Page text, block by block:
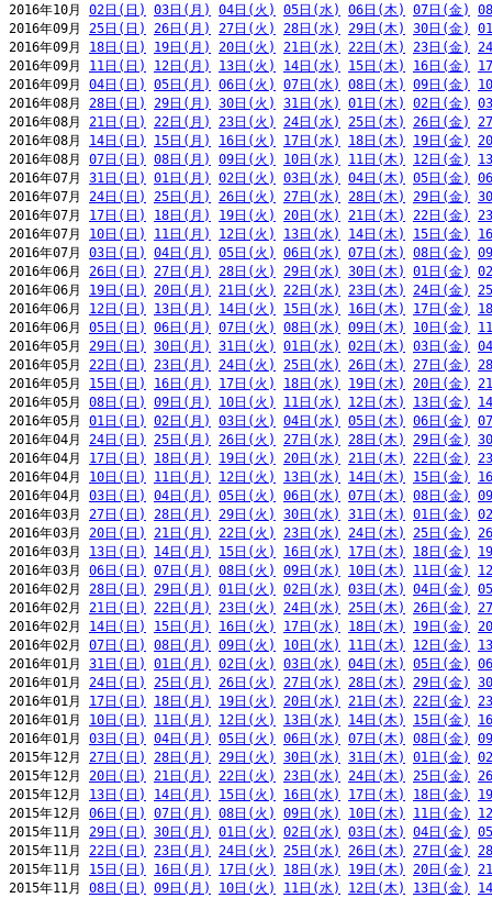
2016年10月 02日(日) 03日(月) 04日(火) 05日(水) 06日(木) 07日(金)
2016年09月 25日(日) 26日(月) 27日(火) 28日(水) 29日(木) 30日(金)
2016年09月 18日(日) 19日(月) 20日(火) 21日(水) 22日(木) 23日(金)
2016年09月 11日(日) 12日(月) 13日(火) 14日(水) 15日(木) 16日(金)
2016年09月 04日(日) 05日(月) 06日(火) 07日(水) 08日(木) 09日(金)
2016年08月 28日(日) 29日(月) 30日(火) 31日(水) 01日(木) 02日(金)
2016年08月 21日(日) 22日(月) 23日(火) 24日(水) 25日(木) 26日(金)
2016年08月 14日(日) 15日(月) 16日(火) 17日(水) 18日(木) 19日(金)
2016年08月 07日(日) 08日(月) 09日(火) 10日(水) 11日(木) 12日(金)
2016年07月 31日(日) 01日(月) 02日(火) 03日(水) 04日(木) 05日(金)
2016年07月 24日(日) 25日(月) 26日(火) 27日(水) 28日(木) 29日(金)
2016年07月 17日(日) 18日(月) 19日(火) 20日(水) 21日(木) 22日(金)
2016年07月 10日(日) 11日(月) 12日(火) 13日(水) 14日(木) 15日(金)
2016年07月 03日(日) 04日(月) 05日(火) 06日(水) 07日(木) 08日(金)
2016年06月 26日(日) 27日(月) 28日(火) 29日(水) 30日(木) 01日(金)
2016年06月 19日(日) 20日(月) 21日(火) 22日(水) 23日(木) 24日(金)
2016年06月 12日(日) 13日(月) 14日(火) 15日(水) 16日(木) 17日(金)
2016年06月 05日(日) 06日(月) 07日(火) 08日(水) 09日(木) 10日(金)
2016年05月 29日(日) 30日(月) 31日(火) 01日(水) 02日(木) 03日(金)
2016年05月 22日(日) 23日(月) 24日(火) 25日(水) 26日(木) 27日(金)
2016年05月 15日(日) 16日(月) 17日(火) 18日(水) 19日(木) 20日(金)
2016年05月 08日(日) 09日(月) 10日(火) 11日(水) 12日(木) 13日(金)
2016年05月 01日(日) 02日(月) 03日(火) 04日(水) 05日(木) 06日(金)
2016年04月 24日(日) 25日(月) 26日(火) 27日(水) 28日(木) 29日(金)
2016年04月 17日(日) 18日(月) 19日(火) 20日(水) 21日(木) 22日(金)
2016年04月 10日(日) 11日(月) 12日(火) 13日(水) 14日(木) 15日(金)
2016年04月 03日(日) 04日(月) 05日(火) 06日(水) 07日(木) 08日(金)
2016年03月 27日(日) 28日(月) 29日(火) 30日(水) 31日(木) 01日(金)
2016年03月 20日(日) 21日(月) 22日(火) 23日(水) 24日(木) 25日(金)
2016年03月 13日(日) 14日(月) 15日(火) 16日(水) 17日(木) 18日(金)
2016年03月 06日(日) 07日(月) 08日(火) 09日(水) 10日(木) 11日(金)
2016年02月 28日(日) 29日(月) 01日(火) 02日(水) 03日(木) 04日(金)
2016年02月 21日(日) 22日(月) 23日(火) 24日(水) 25日(木) 26日(金)
2016年02月 14日(日) 15日(月) 16日(火) 17日(水) 18日(木) 19日(金)
2016年02月 07日(日) 08日(月) 09日(火) 10日(水) 11日(木) 12日(金)
2016年01月 31日(日) 01日(月) 02日(火) 03日(水) 04日(木) 05日(金)
2016年01月 24日(日) 25日(月) 26日(火) 27日(水) 28日(木) 29日(金)
2016年01月 17日(日) 18日(月) 19日(火) 20日(水) 21日(木) 22日(金)
2016年01月 10日(日) 11日(月) 12日(火) 13日(水) 14日(木) 15日(金)
2016年01月 03日(日) 04日(月) 05日(火) 06日(水) 07日(木) 08日(金)
2015年12月 27日(日) 28日(月) 29日(火) 30日(水) 31日(木) 01日(金)
2015年12月 20日(日) 21日(月) 22日(火) 23日(水) 24日(木) 25日(金)
2015年12月 13日(日) 14日(月) 15日(火) 16日(水) 17日(木) 18日(金)
2015年12月 06日(日) 07日(月) 08日(火) 09日(水) 10日(木) 11日(金)
2015年11月 29日(日) 30日(月) 01日(火) 02日(水) 03日(木) 04日(金)
2015年11月 22日(日) 23日(月) 24日(火) 25日(水) 26日(木) 27日(金)
2015年11月 15日(日) 16日(月) 17日(火) 18日(水) 19日(木) 20日(金)
2015年11月 08日(日) 09日(月) 10日(火) 11日(水) 12日(木) 13日(金)